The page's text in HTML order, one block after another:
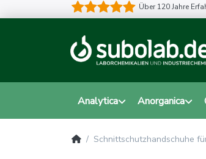
Über 120 Jahre
Analytica Anorganica
Schnittschutzhandschuhe